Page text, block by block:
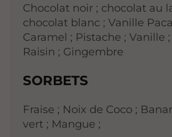
Chocolat noir ; chocolat au
chocolat blanc ; Vanille
Caramel ; Pistache ; Vanille
Raisin ; Gingembre
SORBETS
Fraise ; Noix de Coco ;
vert ; Mangue ;